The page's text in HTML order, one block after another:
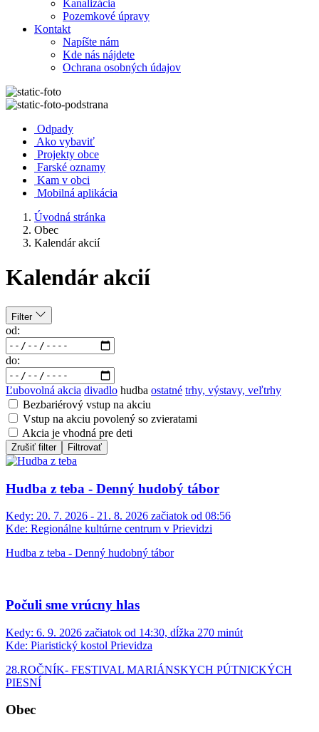
Kanalizácia
Pozemkové úpravy
Kontakt
Napíšte nám
Kde nás nájdete
Ochrana osobných údajov
Odpady
Ako vybaviť
Projekty obce
Farské oznamy
Kam v obci
Mobilná aplikácia
Úvodná stránka
Obec
Kalendár akcií
Kalendár akcií
Filter
od:
do:
Ľubovolná akcia divadlo hudba ostatné trhy, výstavy, veľtrhy
Bezbariérový vstup na akciu
Vstup na akciu povolený so zvieratami
Akcia je vhodná pre deti
Zrušiť filter Filtrovať
Hudba z teba - Denný hudobý tábor
Kedy: 20. 7. 2026 - 21. 8. 2026 začiatok od 08:56
Kde: Regionálne kultúrne centrum v Prievidzi
Hudba z teba - Denný hudobný tábor
Počuli sme vrúcny hlas
Kedy: 6. 9. 2026 začiatok od 14:30, dĺžka 270 minút
Kde: Piaristický kostol Prievidza
28.ROČNÍK- FESTIVAL MARIÁNSKYCH PÚTNICKÝCH
PIESNÍ
Obec